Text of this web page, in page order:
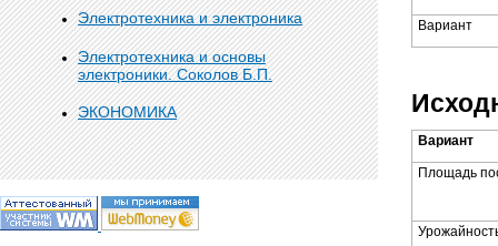
Электротехника и электроника
Электротехника и основы
электроники. Соколов Б.П.
ЭКОНОМИКА
Вариант
Вариант
Площадь